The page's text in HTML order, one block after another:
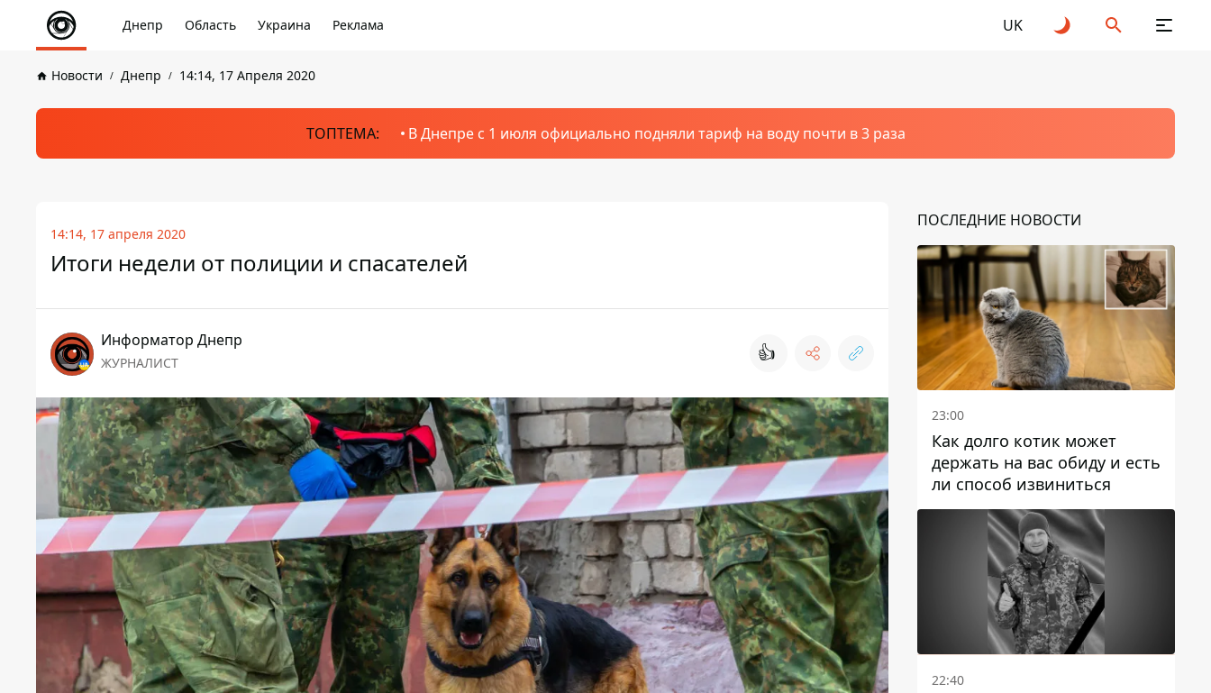
Днепр Область Украина Реклама UK
Новости Днепр 14:14, 17 Апреля 2020
ТОПТЕМА: В Днепре с 1 июля официально подняли тариф на воду почти в 3 раза
14:14, 17 апреля 2020
Итоги недели от полиции и спасателей
Информатор Днепр
ЖУРНАЛИСТ 👍
ПОСЛЕДНИЕ НОВОСТИ
23:00
Как долго котик может
держать на вас обиду и есть
ли способ извиниться
22:40